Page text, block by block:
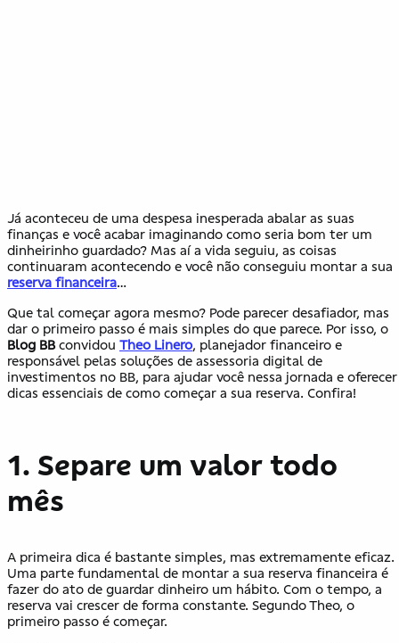
Já aconteceu de uma despesa inesperada abalar as suas
finanças e você acabar imaginando como seria bom ter um
dinheirinho guardado? Mas aí a vida seguiu, as coisas
continuaram acontecendo e você não conseguiu montar a sua
reserva financeira…
Que tal começar agora mesmo? Pode parecer desafiador, mas
dar o primeiro passo é mais simples do que parece. Por isso, o
Blog BBconvidou Theo Linero, planejador financeiro e
responsável pelas soluções de assessoria digital de
investimentos no BB, para ajudar você nessa jornada e oferecer
dicas essenciais de como começar a sua reserva. Confira!
1. Separe um valor todo
mês
A primeira dica é bastante simples, mas extremamente eficaz.
Uma parte fundamental de montar a sua reserva financeira é
fazer do ato de guardar dinheiro um hábito. Com o tempo, a
reserva vai crescer de forma constante. Segundo Theo, o
primeiro passo é começar.